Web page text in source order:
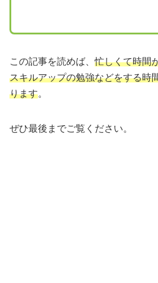
この記事を読めば、忙しくて時間
スキルアップの勉強などをする時
ります。
ぜひ最後までご覧ください。